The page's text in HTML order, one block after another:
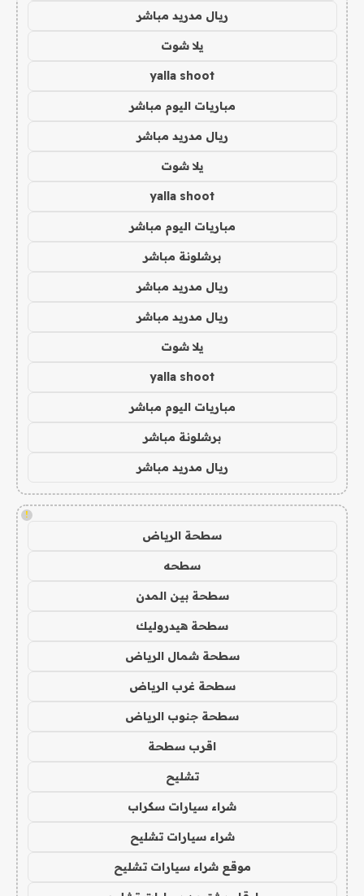
ريال مدريد مباشر
يلا شوت
yalla shoot
مباريات اليوم مباشر
ريال مدريد مباشر
يلا شوت
yalla shoot
مباريات اليوم مباشر
برشلونة مباشر
ريال مدريد مباشر
ريال مدريد مباشر
يلا شوت
yalla shoot
مباريات اليوم مباشر
برشلونة مباشر
ريال مدريد مباشر
!
سطحة الرياض
سطحه
سطحة بين المدن
سطحة هيدروليك
سطحة شمال الرياض
سطحة غرب الرياض
سطحة جنوب الرياض
اقرب سطحة
تشليح
شراء سيارات سكراب
شراء سيارات تشليح
موقع شراء سيارات تشليح